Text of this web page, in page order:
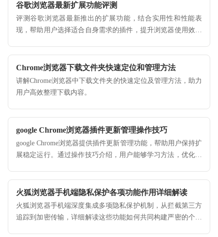
谷歌浏览器最新扩展功能评测
评测谷歌浏览器最新推出的扩展功能，结合实用性和性能表
现，帮助用户选择适合自身需求的插件，提升浏览器使用效率
Chrome浏览器下载文件夹快速定位和管理方法
讲解Chrome浏览器中下载文件夹的快速定位及管理方法，助力
用户高效整理下载内容。
google Chrome浏览器插件更新管理操作技巧
google Chrome浏览器提供插件更新管理功能，帮助用户保持扩
展稳定运行。通过操作技巧介绍，用户能够学习方法，优化插
火狐浏览器手机端隐私保护各项功能作用详细解读
火狐浏览器手机端深度集成多项隐私保护机制，从拦截第三方
追踪到加密传输，详细解读这些功能如何共同构建严密的个人